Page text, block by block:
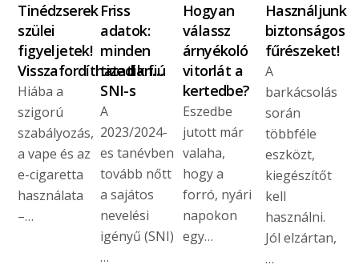
Tinédzserek
szülei
figyeljetek!
Visszafordíthatatlan…
Hiába a
szigorú
szabályozás,
a vape és az
e-cigaretta
használata
–…
Friss
adatok:
minden
tizedik fiú
SNI-s
A
2023/2024-
es tanévben
tovább nőtt
a sajátos
nevelési
igényű (SNI)
…
Hogyan
válassz
árnyékoló
vitorlát a
kertedbe?
Eszedbe
jutott már
valaha,
hogy a
forró, nyári
napokon
egy…
Használjunk
biztonságos
fűrészeket!
A
barkácsolás
során
többféle
eszközt,
kiegészítőt
kell
használni.
Jól elzártan,
…